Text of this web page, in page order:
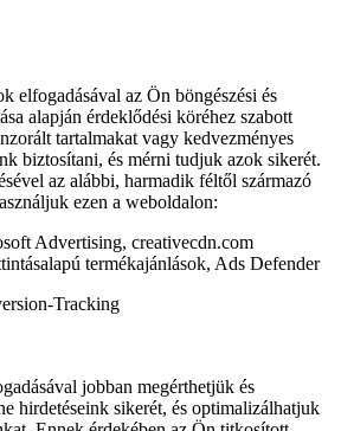
elfogadásával az Ön böngészési és
alapján érdeklődési köréhez szabott
tartalmakat vagy kedvezményes
biztosítani, és mérni tudjuk azok sikerét.
az alábbi, harmadik féltől származó
ezen a weboldalon:
Advertising, creativecdn.com
termékajánlások, Ads Defender
Tracking
jobban megérthetjük és
hirdetéseink sikerét, és optimalizálhatjuk